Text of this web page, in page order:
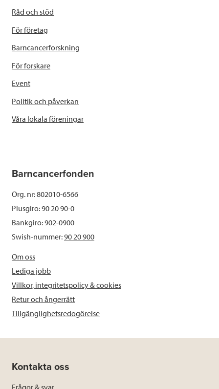
Råd och stöd
För företag
Barncancerforskning
För forskare
Event
Politik och påverkan
Våra lokala föreningar
Barncancerfonden
Org. nr: 802010-6566
Plusgiro: 90 20 90-0
Bankgiro: 902-0900
Swish-nummer:90 20 900
Om oss
Lediga jobb
Villkor, integritetspolicy & cookies
Retur och ångerrätt
Tillgänglighetsredogörelse
Kontakta oss